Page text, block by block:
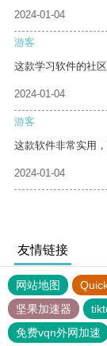
2024-01-04
游客
这款学习软件的社
2024-01-04
游客
这款软件非常实用
2024-01-04
友情链接
网站地图
坚果加速器
免费vqn外网加速